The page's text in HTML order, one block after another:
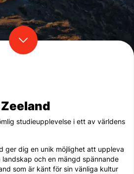
studieupplevelse i ett av världens
ger dig en unik möjlighet att uppleva
och en mängd spännande
som är känt för sin vänliga kultur